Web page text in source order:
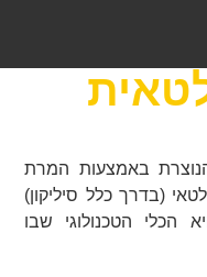
הנוצרת באמצעות המרת
(בדרך כלל סיליקון)
הכלי הטכנולוגי שבו